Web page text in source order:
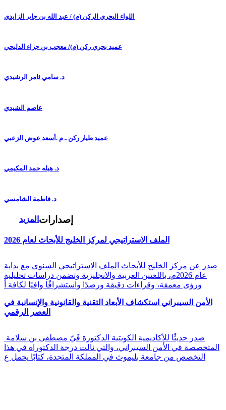
اللواء البحري الركن (م) / عبد الله بن جابر الزايدي
عميد بحري ركن (م)/ معجب بن جزاء الدلبحي
د. سامي ثامر الرشيدي
عاصم الشيدي
عميد طيار ركن ـ م .أسعد عوض الزعبي
د. هيله حمد المكيمي
د. فاطمة الشامسي
المزيد إصدارات
الملف الاستراتيجي لمركز الخليج للأبحاث لعام 2026
صدر عن مركز الخليج للأبحاث الملف الاستراتيجي السنوي مع بداية
عام 2026م، باللغتين العربية والانجليزية وتضمن دراسات تحليلية
ورؤى معمقة، وقراءات دقيقة ورصدًا واستشرافًا وافيًا لكافة أ
الأمن السيبراني استكشاف الأبعاد التقنية والقانونية والإنسانية في
العصر الرقمي
المتخصصة في الأمن السيبراني، والتي نالت درجة الدكتوراه في هذا
التخصص من جامعة بليموث في المملكة المتحدة، كتابًا يحمل ع